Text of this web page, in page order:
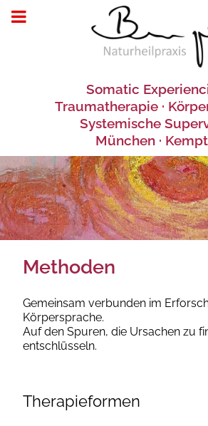
Somatic
Traumatherapie ·
Systemische
München ·
Methoden
Gemeinsam verbunden im
Körpersprache.
Auf den Spuren, die Ursachen zu
entschlüsseln.
Therapieformen